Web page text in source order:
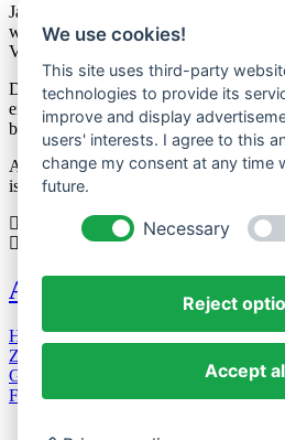
Ja, so was ist leider eine sehr
was alles verloren gegangen ist. Ich
VW da nicht dran will.
Die meisten hier machen das ja als
eigenen. Ich bin auch die nächsten
beschäftigt.
Aber damit man eine Idee bekommt,
ist, wäre es hilfreich, wenn du Bilder
Anklicken für Daumen nach unten.
Anklicken für Daumen nach oben.
Archiv
Hier gelangst du zu den Archivierten
Zum Forum
Geschützt
Facebook
Impressum
We use cookies!
This site uses third-party
technologies to provide its
improve and display
users' interests. I agree to this
change my consent at any time
future.
Necessary
Reject
Accept